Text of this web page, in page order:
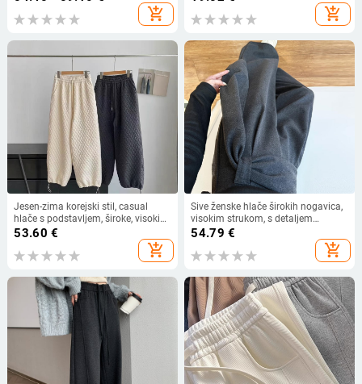
proljetni model, silueta u obliku
kruške, vizualno sužavaju
add_shopping_cart add_shopping_cart
Jesen-zima korejski stil, casual
hlače s podstavljem, široke, visokim
strukom, jednobojne, za žene 2727
53.60 €
add_shopping_cart
Sive ženske hlače širokih nogavica,
visokim strukom, s detaljem
remena i drapiranim ravnim krojem
54.79 €
add_shopping_cart